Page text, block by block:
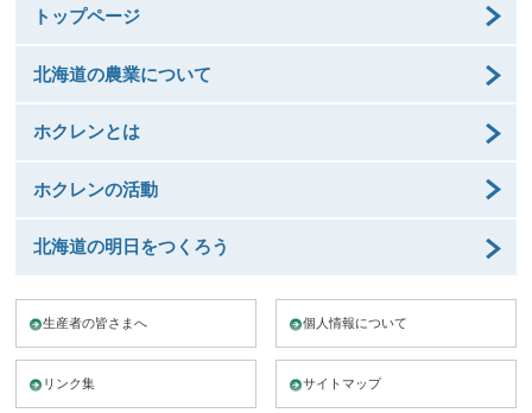
トップページ
北海道の農業について
ホクレンとは
ホクレンの活動
北海道の明日をつくろう
生産者の皆さまへ 個人情報について
リンク集 サイトマップ